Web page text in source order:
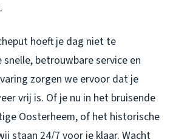
hoeft je dag niet te
snelle, betrouwbare service en
zorgen we ervoor dat je
vrij is. Of je nu in het bruisende
Oosterheem, of het historische
staan 24/7 voor je klaar. Wacht